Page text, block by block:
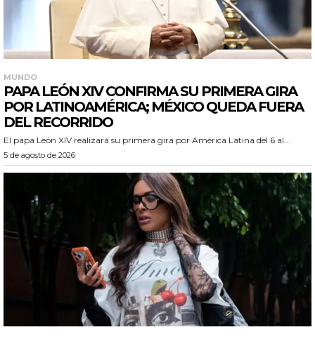
MUNDO
PAPA LEÓN XIV CONFIRMA SU PRIMERA GIRA
POR LATINOAMÉRICA; MÉXICO QUEDA FUERA
DEL RECORRIDO
El papa León XIV realizará su primera gira por América Latina del 6 al...
5 de agosto de 2026